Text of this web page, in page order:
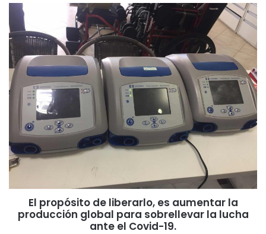
El propósito de liberarlo, es aumentar la
producción global para sobrellevar la lucha
ante el Covid-19.